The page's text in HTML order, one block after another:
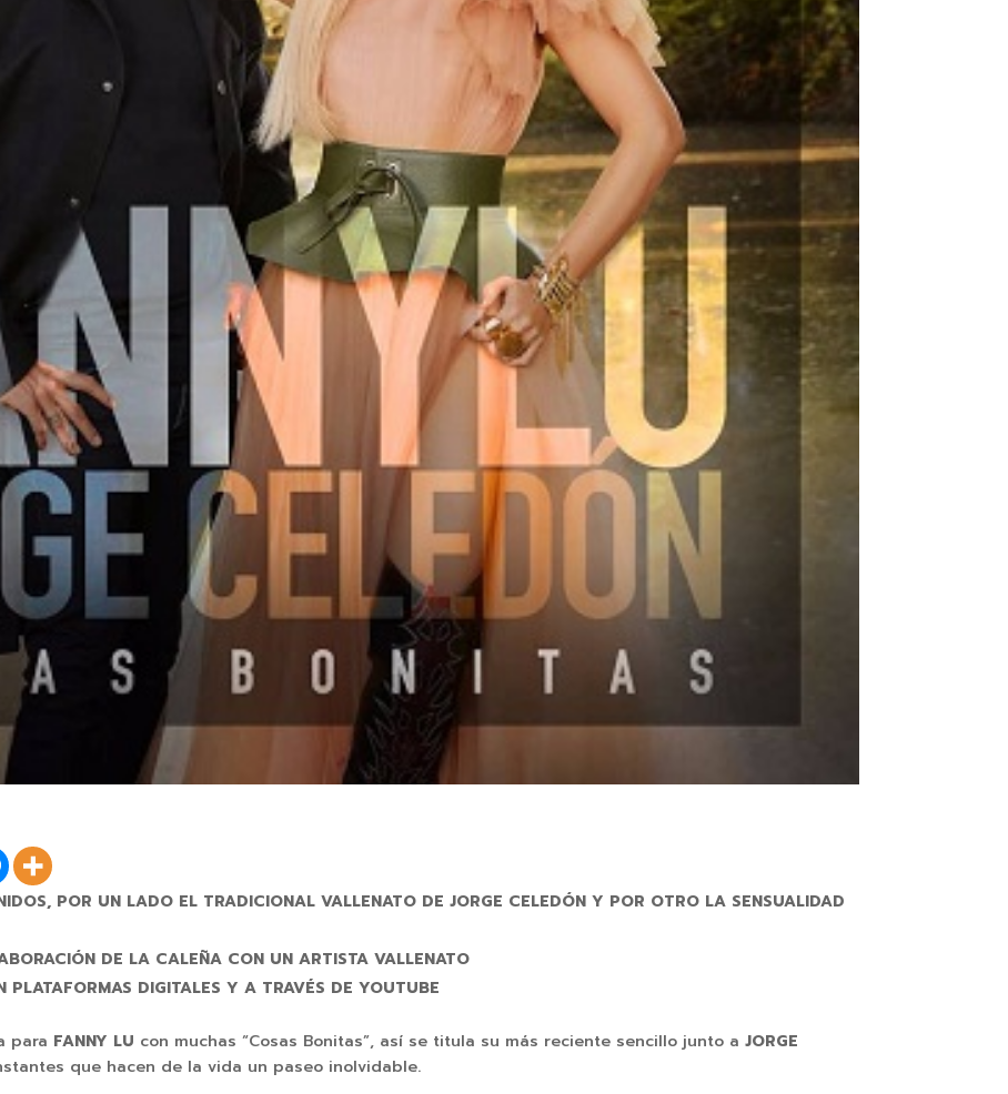
POR UN LADO EL TRADICIONAL VALLENATO DE JORGE CELEDÓN Y POR OTRO LA SENSUALIDAD
DE LA CALEÑA CON UN ARTISTA VALLENATO
PLATAFORMAS DIGITALES Y A TRAVÉS DE YOUTUBE
para FANNY LU con muchas “Cosas Bonitas”, así se titula su más reciente sencillo junto aJORGE
que hacen de la vida un paseo inolvidable.